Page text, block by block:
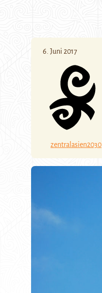
6. Juni 2017
zentralasien2030